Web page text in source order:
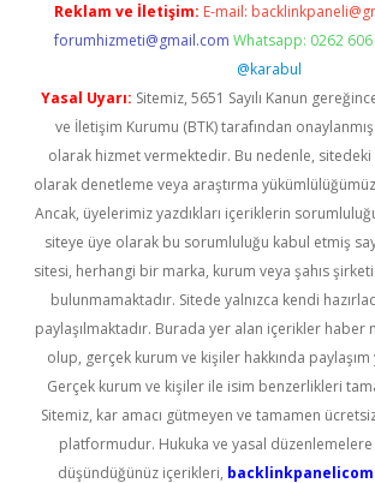
Reklam ve İletişim: E-mail:
forumhizmeti@gmail.com Whatsapp: 0262
@karabul
Yasal Uyarı: Sitemiz, 5651 Sayılı Kanun
ve İletişim Kurumu (BTK) tarafından onaylanmış
olarak hizmet vermektedir. Bu nedenle,
olarak denetleme veya araştırma
Ancak, üyelerimiz yazdıkları içeriklerin
siteye üye olarak bu sorumluluğu kabul etmiş
sitesi, herhangi bir marka, kurum veya şahıs
bulunmamaktadır. Sitede yalnızca kendi
paylaşılmaktadır. Burada yer alan içerikler haber
olup, gerçek kurum ve kişiler hakkında paylaşım
Gerçek kurum ve kişiler ile isim benzerlikleri
Sitemiz, kar amacı gütmeyen ve tamamen
platformudur. Hukuka ve yasal düzenlemelere
düşündüğünüz içerikleri,